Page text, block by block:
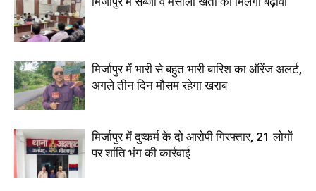
मिर्जापुर में भारी से बहुत भारी बारिश का ऑरेंज अलर्ट,
अगले तीन दिन मौसम रहेगा खराब
मिर्जापुर में दुष्कर्म के दो आरोपी गिरफ्तार, 21 लोगों
पर शांति भंग की कार्रवाई